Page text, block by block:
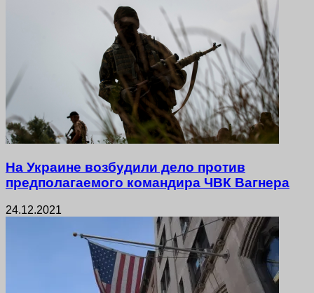
На Украине возбудили дело против
предполагаемого командира ЧВК Вагнера
24.12.2021